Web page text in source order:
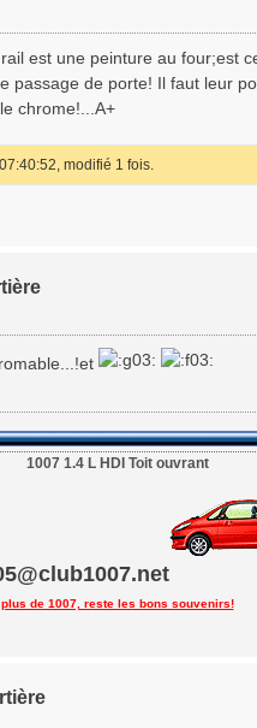
est une peinture au four;est
passage de porte! Il faut leur
chrome!...A+
modifié 1 fois.
1007 1.4 L HDI Toit ouvrant
plus de 1007, reste les bons souvenirs!